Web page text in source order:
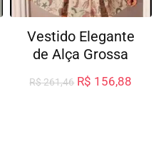
Vestido Elegante
de Alça Grossa
R$261,46 R$ 156,88